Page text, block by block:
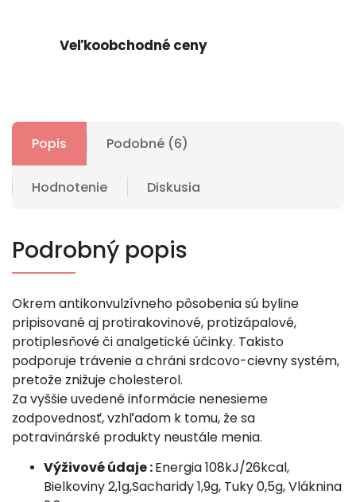
Veľkoobchodné ceny
Popis Podobné (6)
Hodnotenie Diskusia
Podrobný popis
Okrem antikonvulzívneho pôsobenia sú byline
pripisované aj protirakovinové, protizápalové,
protiplesňové či analgetické účinky. Takisto
podporuje trávenie a chráni srdcovo-cievny systém,
pretože znižuje cholesterol.
Za vyššie uvedené informácie nenesieme
zodpovednosť, vzhľadom k tomu, že sa
potravinárské produkty neustále menia.
Výživové údaje :Energia 108kJ/26kcal,
Bielkoviny 2,1g,Sacharidy 1,9g, Tuky 0,5g, Vláknina